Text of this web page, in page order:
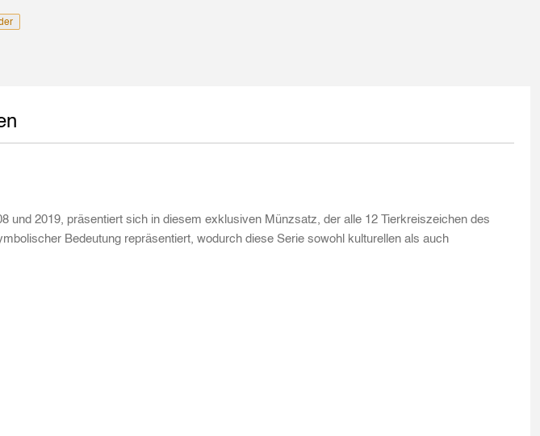
und 2019, präsentiert sich in diesem exklusiven Münzsatz, der alle 12 Tierkreiszeichen des
Bedeutung repräsentiert, wodurch diese Serie sowohl kulturellen als auch